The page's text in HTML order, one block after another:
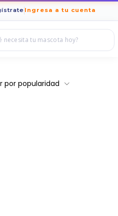
Ingresa a tu cuenta
por popularidad